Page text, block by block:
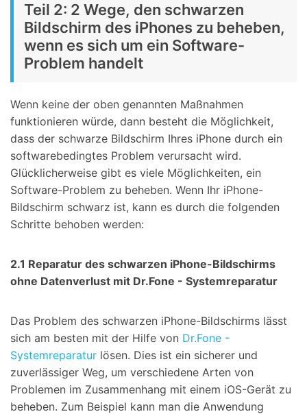
Teil 2: 2 Wege, den schwarzen
Bildschirm des iPhones zu beheben,
wenn es sich um ein Software-
Problem handelt
Wenn keine der oben genannten Maßnahmen
funktionieren würde, dann besteht die Möglichkeit,
dass der schwarze Bildschirm Ihres iPhone durch ein
softwarebedingtes Problem verursacht wird.
Glücklicherweise gibt es viele Möglichkeiten, ein
Software-Problem zu beheben. Wenn Ihr iPhone-
Bildschirm schwarz ist, kann es durch die folgenden
Schritte behoben werden:
2.1 Reparatur des schwarzen iPhone-Bildschirms
ohne Datenverlust mit Dr.Fone - Systemreparatur
Das Problem des schwarzen iPhone-Bildschirms lässt
sich am besten mit der Hilfe von Dr.Fone -
Systemreparatur lösen. Dies ist ein sicherer und
zuverlässiger Weg, um verschiedene Arten von
Problemen im Zusammenhang mit einem iOS-Gerät zu
beheben. Zum Beispiel kann man die Anwendung